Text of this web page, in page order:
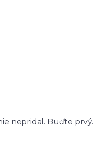
nepridal. Buďte prvý.